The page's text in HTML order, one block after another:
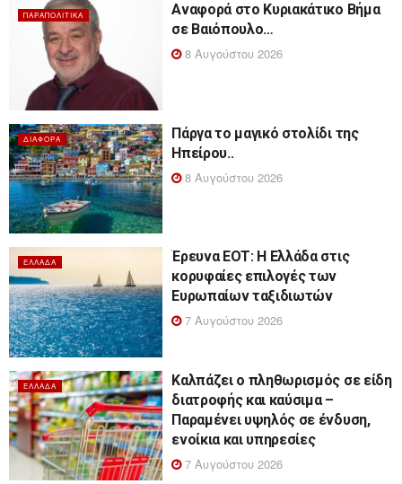
ΠΑΡΑΠΟΛΙΤΙΚΆ
Αναφορά στο Κυριακάτικο Βήμα
σε Βαιόπουλο…
8 Αυγούστου 2026
ΔΙΆΦΟΡΑ
Πάργα το μαγικό στολίδι της
Ηπείρου..
8 Αυγούστου 2026
ΕΛΛΆΔΑ
Έρευνα ΕΟΤ: Η Ελλάδα στις
κορυφαίες επιλογές των
Ευρωπαίων ταξιδιωτών
7 Αυγούστου 2026
ΕΛΛΆΔΑ
Καλπάζει ο πληθωρισμός σε είδη
διατροφής και καύσιμα –
Παραμένει υψηλός σε ένδυση,
ενοίκια και υπηρεσίες
7 Αυγούστου 2026